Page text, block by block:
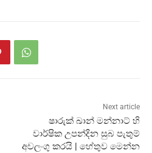
Next article
ෂාරුක් ඛාන් මන්නාට් හි
වාර්ෂික උපන්දින සුබ පැතුම්
අවලංගු කරයි | හේතුව මෙන්න